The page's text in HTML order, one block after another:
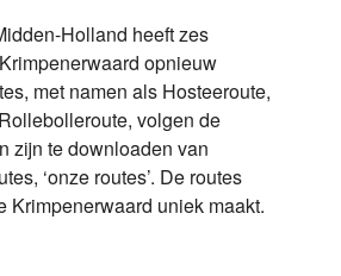
Holland heeft zes
opnieuw
met namen als Hosteeroute,
volgen de
zijn te downloaden van
‘onze routes’. De routes
Krimpenerwaard uniek maakt.